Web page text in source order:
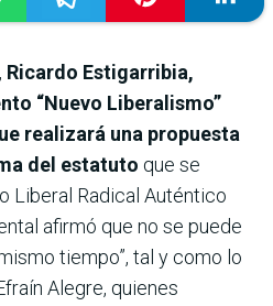
Ricardo Estigarribia,
“Nuevo Liberalismo”
realizará una propuesta
del estatuto que se
Liberal Radical Auténtico
afirmó que no se puede
tiempo”, tal y como lo
Alegre, quienes